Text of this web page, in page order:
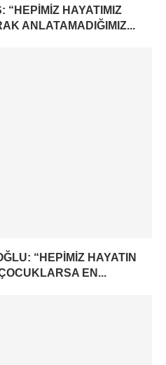
“HEPIMIZ HAYATIMIZ
ANLATAMADIĞIMIZ...
“HEPIMIZ HAYATIN
EN...